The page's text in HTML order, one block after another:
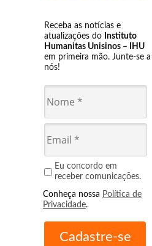
Receba as notícias e
atualizações do Instituto
Humanitas Unisinos – IHU
em primeira mão. Junte-se a
nós!
Eu concordo em
receber comunicações.
Conheça nossa Política de
Privacidade.